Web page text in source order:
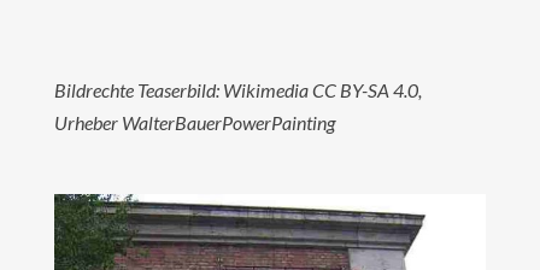
Bildrechte Teaserbild: Wikimedia CC BY-SA 4.0,
Urheber WalterBauerPowerPainting